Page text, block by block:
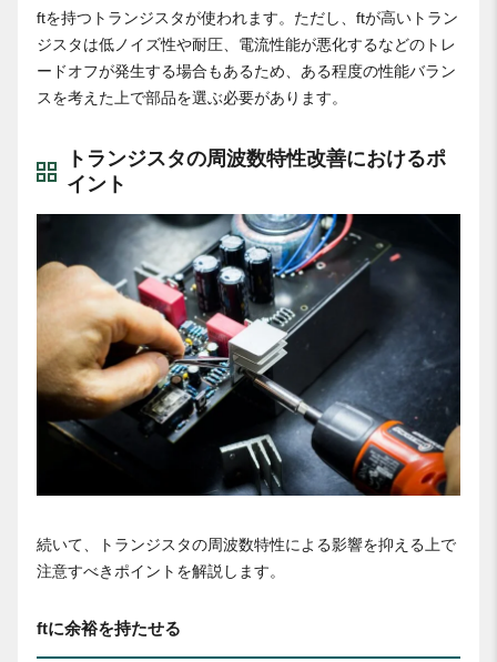
ftを持つトランジスタが使われます。ただし、ftが高いトラン
ジスタは低ノイズ性や耐圧、電流性能が悪化するなどのトレ
ードオフが発生する場合もあるため、ある程度の性能バラン
スを考えた上で部品を選ぶ必要があります。
トランジスタの周波数特性改善におけるポ
イント
続いて、トランジスタの周波数特性による影響を抑える上で
注意すべきポイントを解説します。
ftに余裕を持たせる